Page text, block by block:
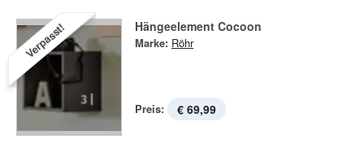
Verpasst! Hängeelement Cocoon
Marke: Röhr
Preis: € 69,99